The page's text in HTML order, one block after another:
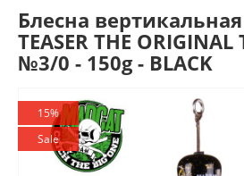
Блесна вертикальная
TEASER THE
№3/0 - 150g - BLACK
15%
Sale